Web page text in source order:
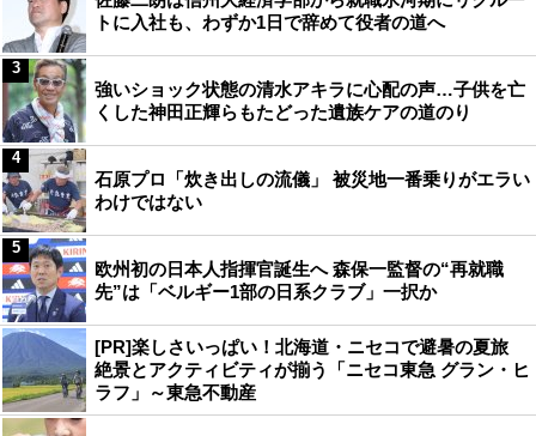
トに入社も、わずか1日で辞めて役者の道へ
強いショック状態の清水アキラに心配の声…子供を亡
くした神田正輝らもたどった遺族ケアの道のり
3
石原プロ「炊き出しの流儀」 被災地一番乗りがエラい
わけではない
4
欧州初の日本人指揮官誕生へ 森保一監督の“再就職
先”は「ベルギー1部の日系クラブ」一択か
5
[PR]楽しさいっぱい！北海道・ニセコで避暑の夏旅
絶景とアクティビティが揃う「ニセコ東急 グラン・ヒ
ラフ」～東急不動産